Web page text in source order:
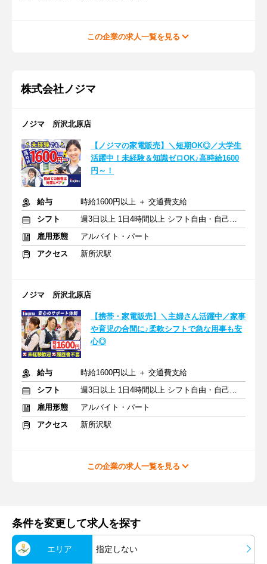
この企業の求人一覧を見る
株式会社ノジマ
ノジマ 所沢北原店
【ノジマの家電販売】＼短期OK◎／大学生
活躍中！未経験＆知識ゼロOK♪高時給1600
円～！
給与
時給1600円以上 ＋ 交通費支給
シフト
週3日以上 1日4時間以上 シフト自由・自己申告
雇用形態
アルバイト・パート
アクセス
新所沢駅
ノジマ 所沢北原店
【携帯・家電販売】＼主婦さん活躍中／家事
や育児の合間に♪柔軟シフトで急な用事も安
心◎
給与
時給1600円以上 ＋ 交通費支給
シフト
週3日以上 1日4時間以上 シフト自由・自己申告
雇用形態
アルバイト・パート
アクセス
新所沢駅
この企業の求人一覧を見る
条件を変更して求人を探す
エリア 指定しない